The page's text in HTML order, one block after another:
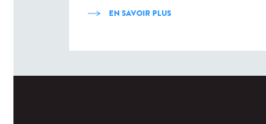
EN SAVOIR PLUS